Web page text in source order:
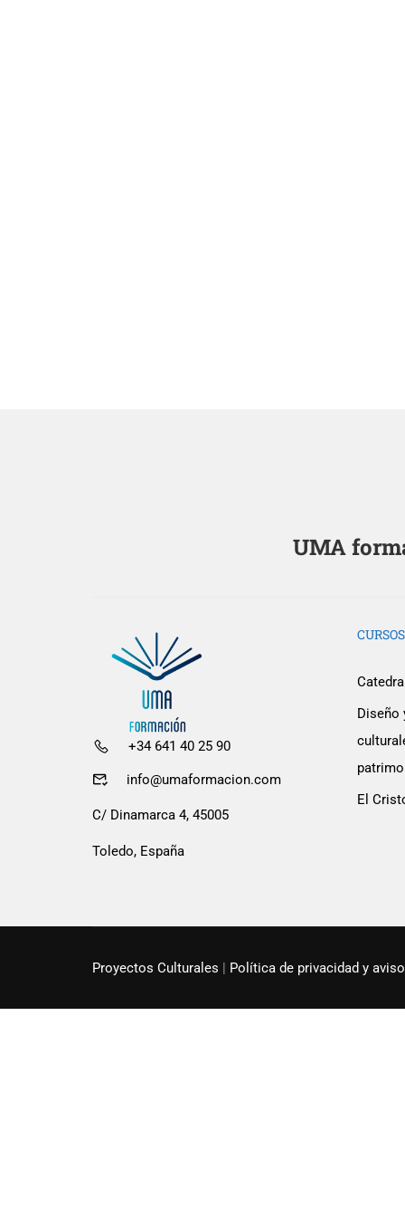
UMA
+34 641 40 25 90
info@umaformacion.com
C/ Dinamarca 4, 45005
Toledo, España
Diseño
El
Proyectos Culturales | Política de privacidad y
¿Quieres